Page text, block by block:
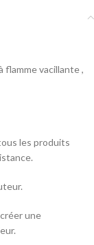
flamme vacillante ,
les produits
une